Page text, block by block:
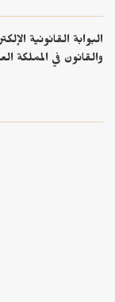
البوابة القانونية
والقانون في المملكة